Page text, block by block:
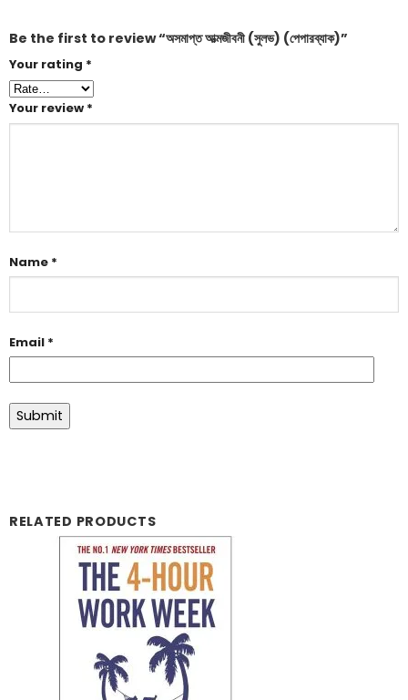
Be the first to review “অসমাপ্ত আত্মজীবনী (সুলভ) (পেপারব্যাক)”
Your rating *
Your review *
Name *
Email *
RELATED PRODUCTS